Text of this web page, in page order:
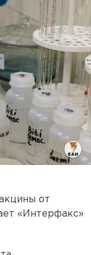
от
«Интерфакс»